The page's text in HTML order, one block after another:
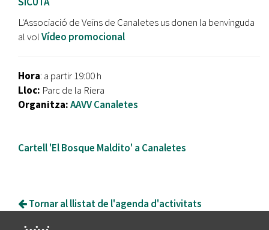
L'Associació de Veïns de Canaletes us donen la benvinguda
al volVídeo promocional
Hora: a partir 19:00 h
Lloc: Parc de la Riera
Organitza:AAVV Canaletes
Cartell 'El Bosque Maldito' a Canaletes
Tornar al llistat de l'agenda d'activitats